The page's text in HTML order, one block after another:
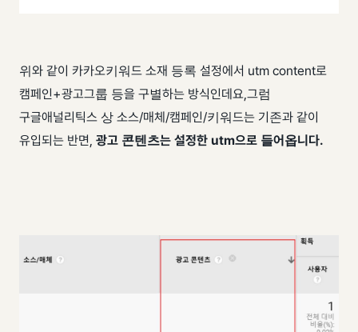
위와 같이 카카오키워드 소재 등록 설정에서 utm content로
캠페인+광고그룹 등을 구별하는 방식인데요, ​ 그럼
구글애널리틱스 상 소스/매체/캠페인/키워드는 기존과 같이
유입되는 반면, 광고 콘텐츠는 설정한 utm으로 들어옵니다.